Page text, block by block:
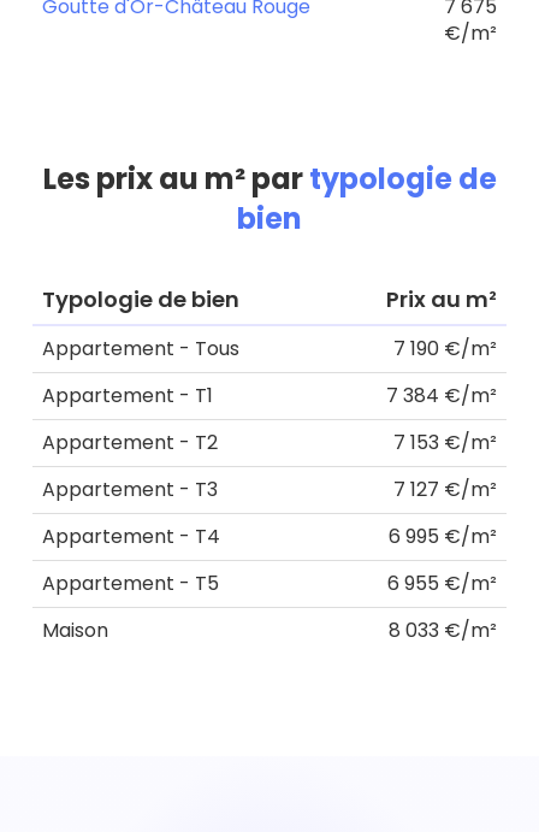
Goutte d'Or-Château Rouge
7 675
€/m²
Les prix au m² partypologie de
bien
Typologie de bien Prix au m²
Appartement - Tous
7 190 €/m²
Appartement - T1
7 384 €/m²
Appartement - T2
7 153 €/m²
Appartement - T3
7 127 €/m²
Appartement - T4
6 995 €/m²
Appartement - T5
6 955 €/m²
Maison
8 033 €/m²